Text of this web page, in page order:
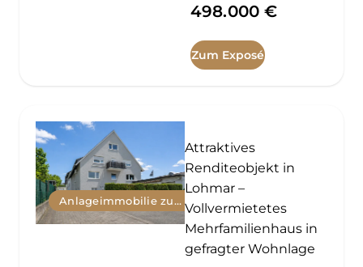
498.000 €
Zum Exposé
Anlageimmobilie zum Kauf
Attraktives
Renditeobjekt in
Lohmar –
Vollvermietetes
Mehrfamilienhaus in
gefragter Wohnlage